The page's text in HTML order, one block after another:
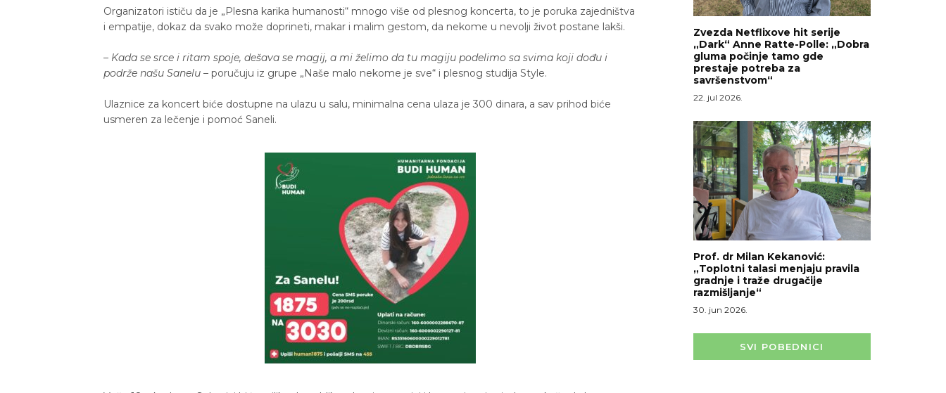
Organizatori ističu da je „Plesna karika humanosti“ mnogo više od plesnog koncerta, to je poruka zajedništva
i empatije, dokaz da svako može doprineti, makar i malim gestom, da nekome u nevolji život postane lakši.
– Kada se srce i ritam spoje, dešava se magij, a mi želimo da tu magiju podelimo sa svima koji dođu i
podrže našu Sanelu – poručuju iz grupe „Naše malo nekome je sve“ i plesnog studija Style.
Ulaznice za koncert biće dostupne na ulazu u salu, minimalna cena ulaza je 300 dinara, a sav prihod biće
usmeren za lečenje i pomoć Saneli.
Zvezda Netflixove hit serije
„Dark“ Anne Ratte-Polle: „Dobra
gluma počinje tamo gde
prestaje potreba za
savršenstvom“
22. jul 2026.
Prof. dr Milan Kekanović:
„Toplotni talasi menjaju pravila
gradnje i traže drugačije
razmišljanje“
30. jun 2026.
SVI POBEDNICI